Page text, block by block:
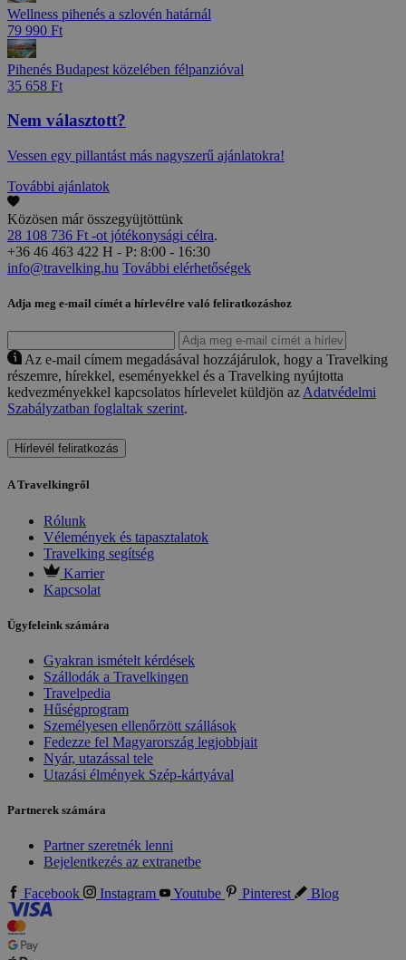
Wellness pihenés a szlovén határnál
79 990 Ft
Pihenés Budapest közelében félpanzióval
35 658 Ft
Nem választott?
Vessen egy pillantást más nagyszerű ajánlatokra!
További ajánlatok
Közösen már összegyüjtöttünk
28 108 736 Ft -ot jótékonysági célra.
+36 46 463 422 H - P: 8:00 - 16:30
info@travelking.hu További elérhetőségek
Adja meg e-mail címét a hírlevélre való feliratkozáshoz
Az e-mail címem megadásával hozzájárulok, hogy a Travelking
részemre, hírekkel, eseményekkel és a Travelking nyújtotta
kedvezményekkel kapcsolatos hírlevelet küldjön az Adatvédelmi
Szabályzatban foglaltak szerint.
Hírlevél feliratkozás
A Travelkingről
Rólunk
Vélemények és tapasztalatok
Travelking segítség
Karrier
Kapcsolat
Ügyfeleink számára
Gyakran ismételt kérdések
Szállodák a Travelkingen
Travelpedia
Hűségprogram
Személyesen ellenőrzött szállások
Fedezze fel Magyarország legjobbjait
Nyár, utazással tele
Utazási élmények Szép-kártyával
Partnerek számára
Partner szeretnék lenni
Bejelentkezés az extranetbe
Facebook Instagram Youtube Pinterest Blog